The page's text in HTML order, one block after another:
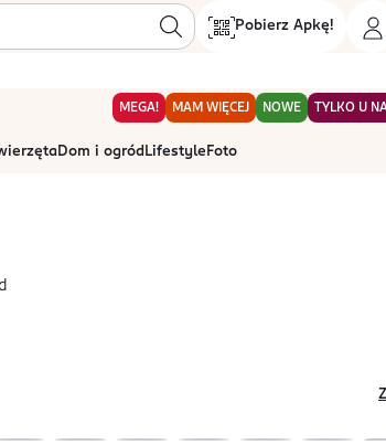
Pobierz Apkę!
MEGA! MAM WIĘCEJ NOWE TYLKO U
Dom i ogród Lifestyle Foto